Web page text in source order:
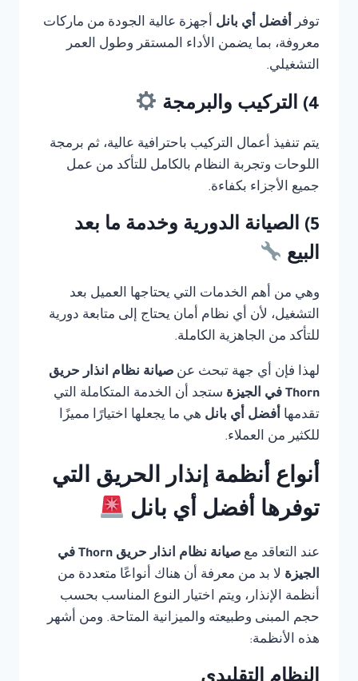
توفر أفضل أي بانل أجهزة عالية الجودة من ماركات
معروفة، بما يضمن الأداء المستقر وطول العمر
التشغيلي.
4) التركيب والبرمجة
يتم تنفيذ أعمال التركيب باحترافية عالية، ثم برمجة
اللوحات وتجربة النظام بالكامل للتأكد من عمل
جميع الأجزاء بكفاءة.
5) الصيانة الدورية وخدمة ما بعد
البيع
وهي من أهم الخدمات التي يحتاجها العميل بعد
التشغيل، لأن أي نظام أمان يحتاج إلى متابعة دورية
للتأكد من الجاهزية الكاملة.
لهذا فإن أي جهة تبحث عن صيانة نظام انذار حريق
Thorn في الجيزة
ستجد أن الخدمة المتكاملة التي
تقدمها أفضل أي بانل هي ما يجعلها اختيارًا مميزًا
للكثير من العملاء.
أنواع أنظمة إنذار الحريق التي
توفرها أفضل أي بانل
عند التعاقد مع
صيانة نظام انذار حريق Thorn في
الجيزة لا بد من معرفة أن هناك أنواعًا متعددة من
أنظمة الإنذار، ويتم اختيار النوع المناسب بحسب
حجم المبنى وطبيعته والميزانية المتاحة. ومن أشهر
هذه الأنظمة: